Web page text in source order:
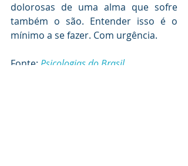
dolorosas de uma alma que sofre
também o são. Entender isso é o
mínimo a se fazer. Com urgência.
Fonte: Psicologias do Brasil